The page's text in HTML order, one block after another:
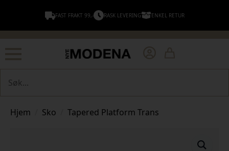
FAST FRAKT 99,- RASK LEVERING ENKEL RETUR
Hjem Sko Tapered Platform Trans